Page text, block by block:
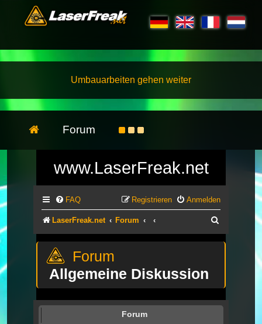
Umbauarbeiten gehen weiter
Forum
www.LaserFreak.net
FAQ Anmelden
Registrieren
LaserFreak.net Forum
Allgemeine Diskussion
Forum